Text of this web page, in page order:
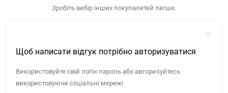
Зробіть вибір інших покупалетей легше.
Щоб написати відгук потрібно авторизуватися
Використовуйте свій логін пароль або авторизуйтесь
використовуючи соціальні мережі